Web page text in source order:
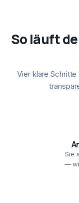
So läuft
Vier klare
Sie
—